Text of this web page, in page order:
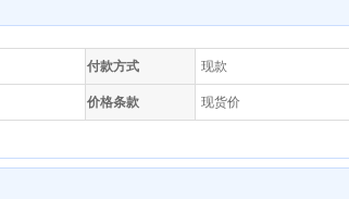
付款方式 现款
价格条款 现货价